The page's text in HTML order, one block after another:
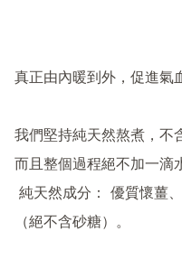
真正由內暖到外，促進氣
我們堅持純天然熬煮，不
而且整個過程絕不加一滴
（絕不含砂糖）。